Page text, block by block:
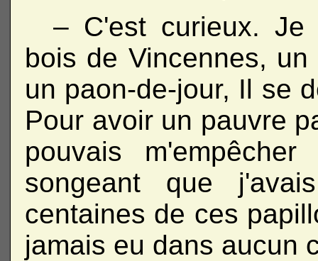
– C'est curieux. Je
bois de Vincennes, un
un paon-de-jour, Il se
Pour avoir un pauvre
pouvais
songeant que
centaines de ces
jamais eu dans aucun